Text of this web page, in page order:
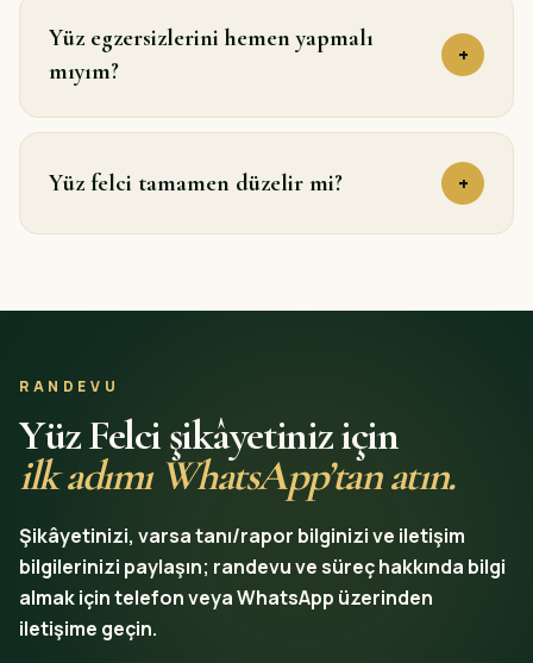
Yüz egzersizlerini hemen yapmalı
mıyım?
+
Yüz felci tamamen düzelir mi? +
RANDEVU
Yüz Felci şikâyetiniz için
ilk adımı WhatsApp’tan atın.
Şikâyetinizi, varsa tanı/rapor bilginizi ve iletişim
bilgilerinizi paylaşın; randevu ve süreç hakkında bilgi
almak için telefon veya WhatsApp üzerinden
iletişime geçin.